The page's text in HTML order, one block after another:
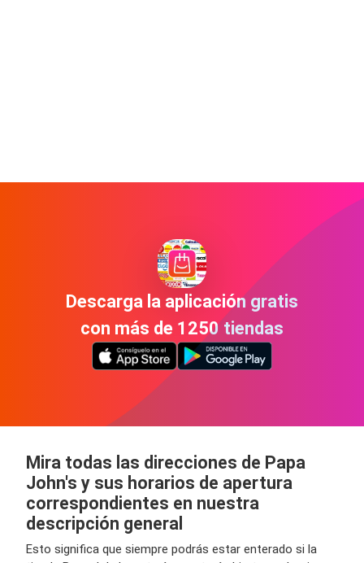
Descarga la aplicación gratis
con más de 1250 tiendas
Mira todas las direcciones de Papa
John's y sus horarios de apertura
correspondientes en nuestra
descripción general
Esto significa que siempre podrás estar enterado si la